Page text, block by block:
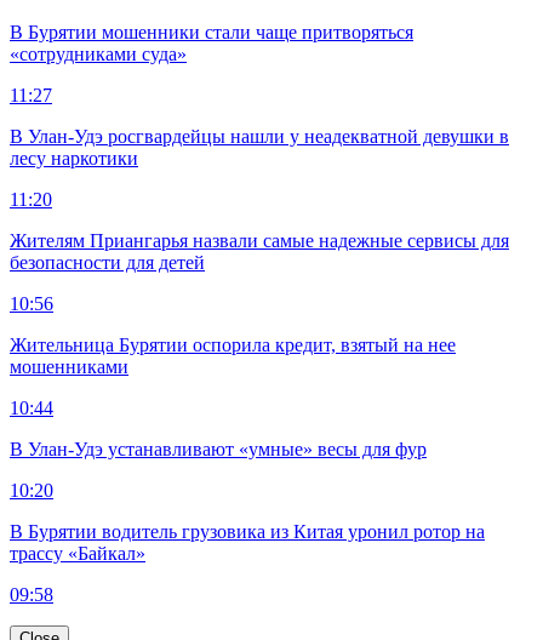
В Бурятии мошенники стали чаще притворяться
«сотрудниками суда»
11:27
В Улан-Удэ росгвардейцы нашли у неадекватной девушки в
лесу наркотики
11:20
Жителям Приангарья назвали самые надежные сервисы для
безопасности для детей
10:56
Жительница Бурятии оспорила кредит, взятый на нее
мошенниками
10:44
В Улан-Удэ устанавливают «умные» весы для фур
10:20
В Бурятии водитель грузовика из Китая уронил ротор на
трассу «Байкал»
09:58